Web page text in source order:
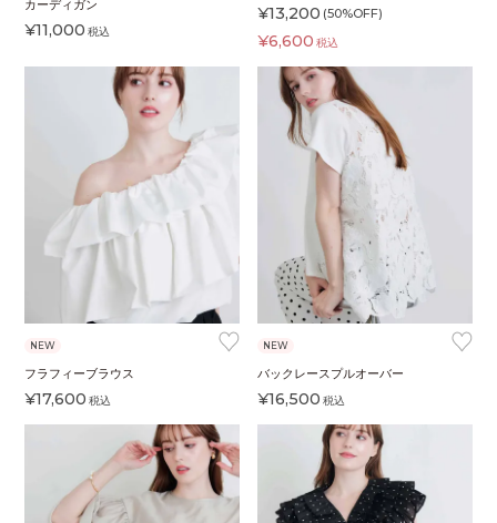
カーディガン
¥11,000 税込
¥13,200 (50%OFF)
¥6,600 税込
♥
NEW
フラフィーブラウス
¥17,600 税込
♥
NEW
バックレースプルオーバー
¥16,500 税込